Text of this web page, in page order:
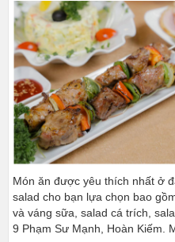
Món ăn được yêu thích nhất ở
salad cho bạn lựa chọn bao
và váng sữa, salad cá trích,
9 Phạm Sư Mạnh, Hoàn Kiếm.